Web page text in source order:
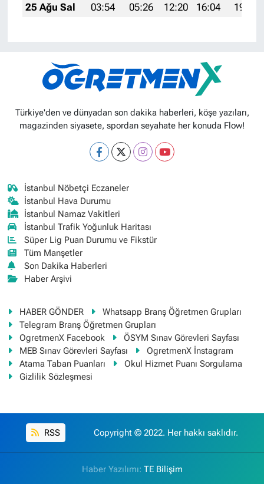
25 Ağu Sal
03:54 05:26 12:20 16:04 19:04
Türkiye'den ve dünyadan son dakika haberleri, köşe yazıları,
magazinden siyasete, spordan seyahate her konuda Flow!
İstanbul Nöbetçi Eczaneler
İstanbul Hava Durumu
İstanbul Namaz Vakitleri
İstanbul Trafik Yoğunluk Haritası
Süper Lig Puan Durumu ve Fikstür
Tüm Manşetler
Son Dakika Haberleri
Haber Arşivi
HABER GÖNDER
Whatsapp Branş Öğretmen Grupları
Telegram Branş Öğretmen Grupları
OgretmenX Facebook
ÖSYM Sınav Görevleri Sayfası
MEB Sınav Görevleri Sayfası
OgretmenX İnstagram
Atama Taban Puanları
Okul Hizmet Puanı Sorgulama
Gizlilik Sözleşmesi
RSS Copyright © 2022. Her hakkı saklıdır.
Haber Yazılımı: TE Bilişim